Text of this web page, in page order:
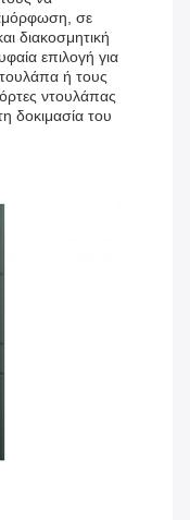
σε
διακοσμητική
επιλογή για
ή τους
ντουλάπας
δοκιμασία του